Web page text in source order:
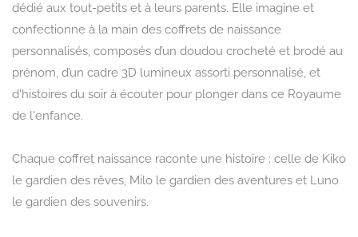
dédié aux tout-petits et à leurs parents. Elle imagine et
confectionne à la main des coffrets de naissance
personnalisés, composés d’un doudou crocheté et brodé au
prénom, d’un cadre 3D lumineux assorti personnalisé, et
d'histoires du soir à écouter pour plonger dans ce Royaume
de l'enfance.
Chaque coffret naissance raconte une histoire : celle de Kiko
le gardien des rêves, Milo le gardien des aventures et Luno
le gardien des souvenirs.